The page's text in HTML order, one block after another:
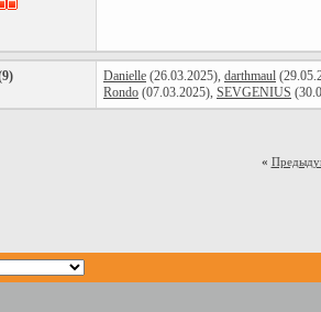
Danielle (26.03.2025), darthmaul
Rondo (07.03.2025), SEVGENIUS
«